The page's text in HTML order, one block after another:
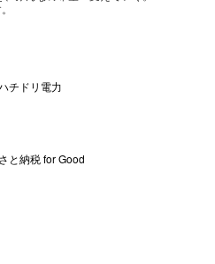
チドリ電力
と納税 for Good